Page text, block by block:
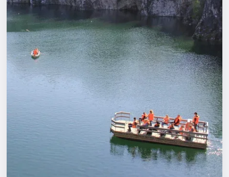
Площадки
Артисты
Рейтинги